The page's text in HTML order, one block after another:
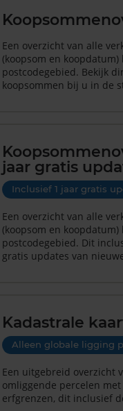
Een overzicht van alle
(koopsom en
postcodegebied. Bekijk
koopsommen bij u in de
jaar gratis
Inclusief 1 jaar gratis
Een overzicht van alle
(koopsom en
postcodegebied. Dit
gratis updates van
Kadastrale
Alleen globale ligging
Een uitgebreid overzicht
omliggende percelen
erfgrenzen, dit inclusief